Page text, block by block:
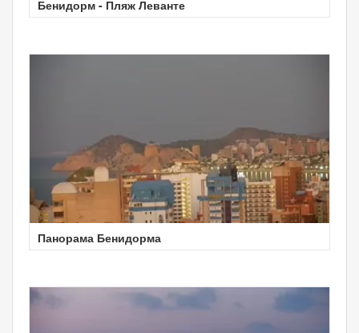
Бенидорм - Пляж Леванте
Панорама Бенидорма